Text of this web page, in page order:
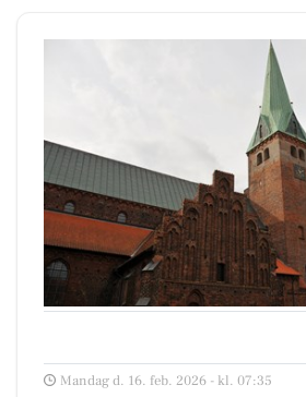
Mandag d. 16. feb. 2026 - kl. 07:35